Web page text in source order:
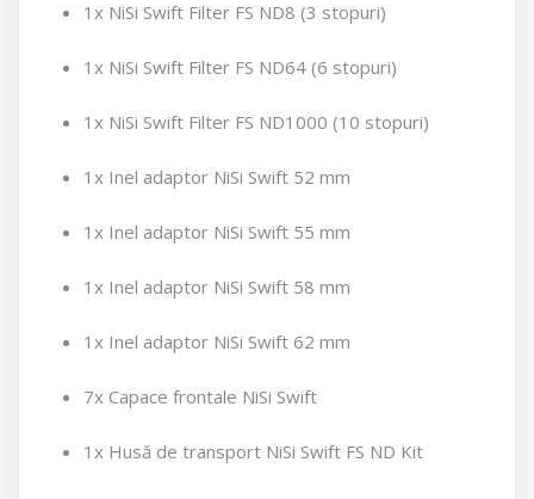
1x NiSi Swift Filter FS ND8 (3 stopuri)
1x NiSi Swift Filter FS ND64 (6 stopuri)
1x NiSi Swift Filter FS ND1000 (10 stopuri)
1x Inel adaptor NiSi Swift 52 mm
1x Inel adaptor NiSi Swift 55 mm
1x Inel adaptor NiSi Swift 58 mm
1x Inel adaptor NiSi Swift 62 mm
7x Capace frontale NiSi Swift
1x Husă de transport NiSi Swift FS ND Kit